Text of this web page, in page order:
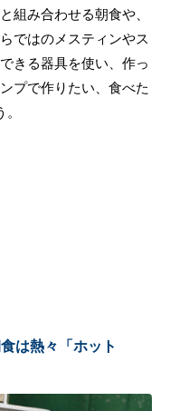
組み合わせる朝食や、
ではのメスティンやス
きる器具を使い、作っ
プで作りたい、食べた
は熱々「ホット